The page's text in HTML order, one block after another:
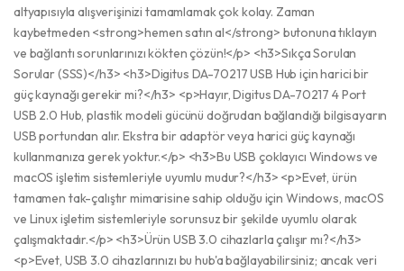
altyapısıyla alışverişinizi tamamlamak çok kolay. Zaman
kaybetmeden <strong>hemen satın al</strong> butonuna tıklayın
ve bağlantı sorunlarınızı kökten çözün!</p> <h3>Sıkça Sorulan
Sorular (SSS)</h3> <h3>Digitus DA-70217 USB Hub için harici bir
güç kaynağı gerekir mi?</h3> <p>Hayır, Digitus DA-70217 4 Port
USB 2.0 Hub, plastik modeli gücünü doğrudan bağlandığı bilgisayarın
USB portundan alır. Ekstra bir adaptör veya harici güç kaynağı
kullanmanıza gerek yoktur.</p> <h3>Bu USB çoklayıcı Windows ve
macOS işletim sistemleriyle uyumlu mudur?</h3> <p>Evet, ürün
tamamen tak-çalıştır mimarisine sahip olduğu için Windows, macOS
ve Linux işletim sistemleriyle sorunsuz bir şekilde uyumlu olarak
çalışmaktadır.</p> <h3>Ürün USB 3.0 cihazlarla çalışır mı?</h3>
<p>Evet, USB 3.0 cihazlarınızı bu hub'a bağlayabilirsiniz; ancak veri